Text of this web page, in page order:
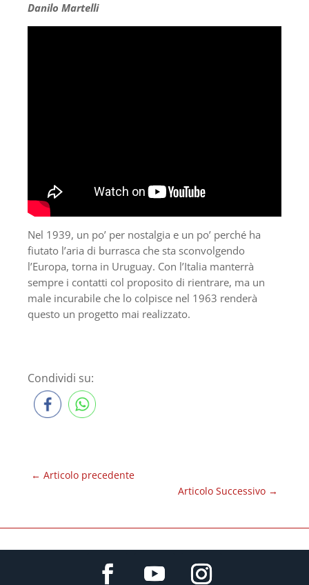
Danilo Martelli
Nel 1939, un po’ per nostalgia e un po’ perché ha
fiutato l’aria di burrasca che sta sconvolgendo
l’Europa, torna in Uruguay. Con l’Italia manterrà
sempre i contatti col proposito di rientrare, ma un
male incurabile che lo colpisce nel 1963 renderà
questo un progetto mai realizzato.
Condividi su:
← Articolo precedente
Articolo Successivo →